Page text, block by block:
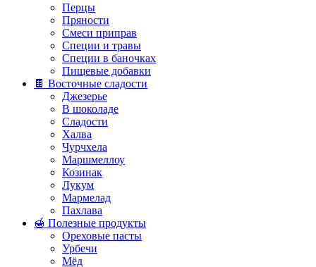
Перцы
Пряности
Смеси приправ
Специи и травы
Специи в баночках
Пищевые добавки
🍫 Восточные сладости
Джезерье
В шоколаде
Сладости
Халва
Чурчхела
Маршмеллоу
Козинак
Лукум
Мармелад
Пахлава
🍯 Полезные продукты
Ореховые пасты
Урбечи
Мёд